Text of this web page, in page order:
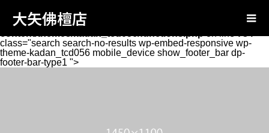
on null in /home/xs131346/oya-
butsudan.com/public_html/wp-
class="search search-no-results wp-embed-responsive wp-
theme-kadan_tcd056 mobile_device show_footer_bar dp-
footer-bar-type1 ">
大矢佛檀店